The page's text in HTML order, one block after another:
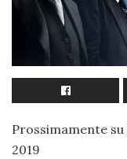
Prossimamente su
2019